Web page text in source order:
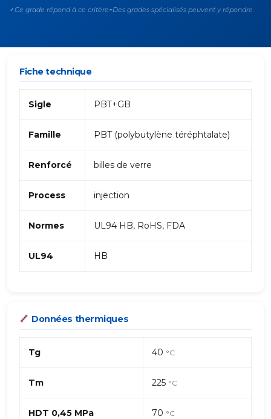
✓ Ce grade répond à ce critère ~Des grades spécialisés peuvent y répondre
Fiche technique
Sigle PBT+GB
Famille PBT (polybutylène téréphtalate)
Renforcé billes de verre
Process injection
Normes UL94 HB, RoHS, FDA
UL94 HB
Données thermiques
Tg 40 °C
Tm 225 °C
HDT 0,45 MPa 70 °C